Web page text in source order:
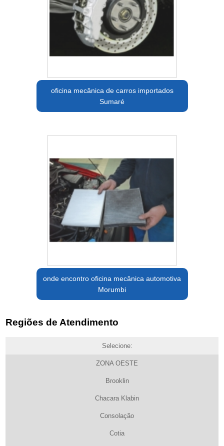
oficina mecânica de carros importados
Sumaré
onde encontro oficina mecânica automotiva
Morumbi
Regiões de Atendimento
Selecione:
ZONA OESTE
Brooklin
Chacara Klabin
Consolação
Cotia